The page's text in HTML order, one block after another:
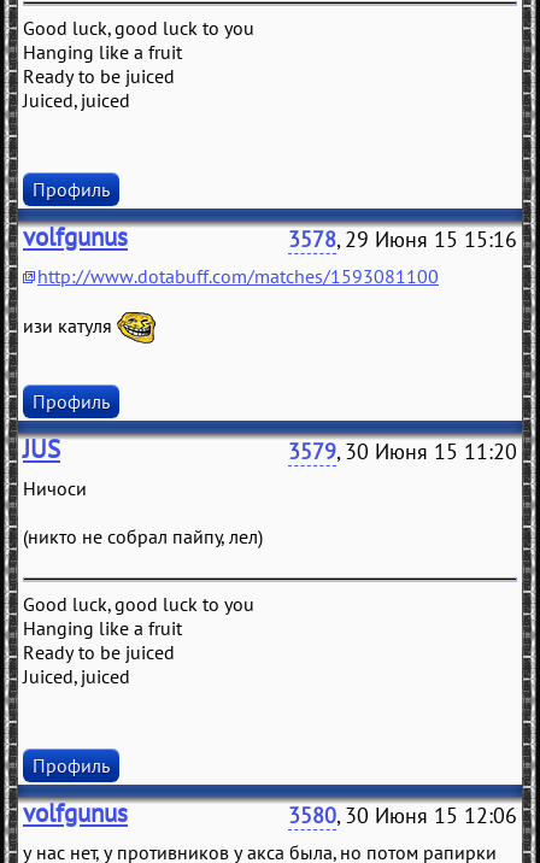
Good luck, good luck to you
Hanging like a fruit
Ready to be juiced
Juiced, juiced
Профиль
volfgunus 3578, 29 Июня 15 15:16
http://www.dotabuff.com/matches/1593081100
изи катуля
Профиль
JUS 3579, 30 Июня 15 11:20
Ничоси
(никто не собрал пайпу, лел)
Good luck, good luck to you
Hanging like a fruit
Ready to be juiced
Juiced, juiced
Профиль
volfgunus 3580, 30 Июня 15 12:06
у нас нет, у противников у акса была, но потом рапирки